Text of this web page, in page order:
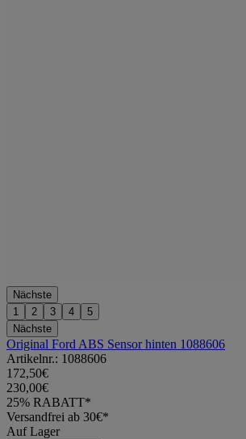
Nächste
1
2 3 4
5
Nächste
Original Ford ABS Sensor hinten 1088606
Artikelnr.: 1088606
172,50€
230,00€
25% RABATT*
Versandfrei ab 30€*
Auf Lager